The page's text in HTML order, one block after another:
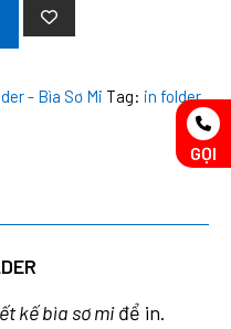
- Bìa Sơ Mi Tag: in folder
kế bìa sơ miđể in.
GỌI